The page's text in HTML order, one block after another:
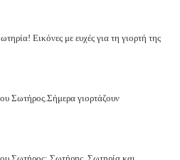
Εικόνες με ευχές για τη γιορτή της
Σωτήρος.Σήμερα γιορτάζουν